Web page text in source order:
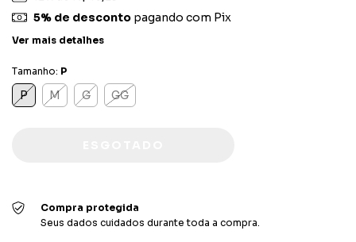
5% de descontopagando com Pix
Ver mais detalhes
Tamanho: P
P M G GG
Compra protegida
Seus dados cuidados durante toda a compra.